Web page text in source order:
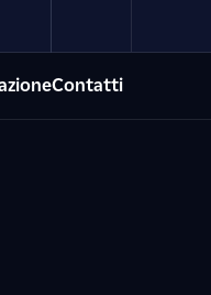
Contatti